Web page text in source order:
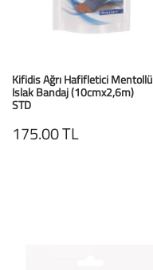
Kifidis Ağrı Hafifletici Mentollü
Islak Bandaj (10cmx2,6m)
STD
175.00 TL